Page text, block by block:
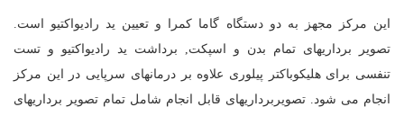
این مرکز مجهز به دو دستگاه گاما کمرا و تعیین ید رادیواکتیو است.
تصویر برداریهای تمام بدن و اسپکت, برداشت ید رادیواکتیو و تست
تنفسی برای هلیکوباکتر پیلوری علاوه بر درمانهای سرپایی در این مرکز
انجام می شود. تصویربرداریهای قابل انجام شامل تمام تصویر برداریهای